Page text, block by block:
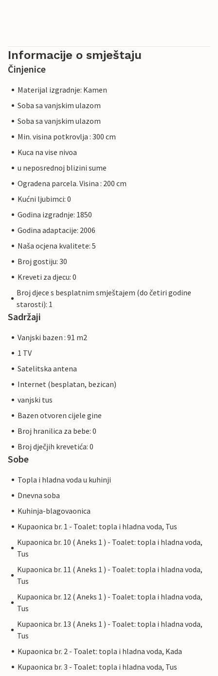
Informacije o smještaju
Činjenice
Materijal izgradnje: Kamen
Soba sa vanjskim ulazom
Soba sa vanjskim ulazom
Min. visina potkrovlja : 300 cm
Kuca na vise nivoa
u neposrednoj blizini sume
Ogradena parcela. Visina : 200 cm
Kućni ljubimci: 0
Godina izgradnje: 1850
Godina adaptacije: 2006
Naša ocjena kvalitete: 5
Broj gostiju: 30
Kreveti za djecu: 0
Broj djece s besplatnim smještajem (do četiri godine
starosti): 1
Sadržaji
Vanjski bazen : 91 m2
1 TV
Satelitska antena
Internet (besplatan, bezican)
vanjski tus
Bazen otvoren cijele gine
Broj hranilica za bebe: 0
Broj dječjih krevetića: 0
Sobe
Topla i hladna voda u kuhinji
Dnevna soba
Kuhinja-blagovaonica
Kupaonica br. 1 - Toalet: topla i hladna voda, Tus
Kupaonica br. 10 ( Aneks 1 ) - Toalet: topla i hladna voda,
Tus
Kupaonica br. 11 ( Aneks 1 ) - Toalet: topla i hladna voda,
Tus
Kupaonica br. 12 ( Aneks 1 ) - Toalet: topla i hladna voda,
Tus
Kupaonica br. 13 ( Aneks 1 ) - Toalet: topla i hladna voda,
Tus
Kupaonica br. 2 - Toalet: topla i hladna voda, Kada
Kupaonica br. 3 - Toalet: topla i hladna voda, Tus